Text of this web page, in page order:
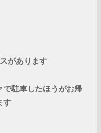
があります
で駐車したほうがお帰
す